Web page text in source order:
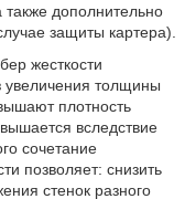
дополнительно
защиты картера).
жесткости
увеличения толщины
плотность
вследствие
сочетание
позволяет: снизить
стенок разного